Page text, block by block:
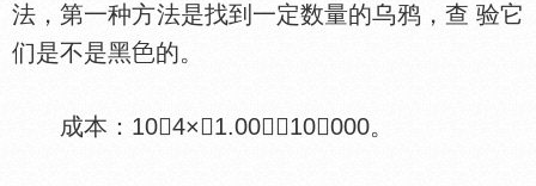
法，第一种方法是找到一定数量的乌鸦，查 验它
们是不是黑
的。
成本：104×＄1.00＝＄10，000。